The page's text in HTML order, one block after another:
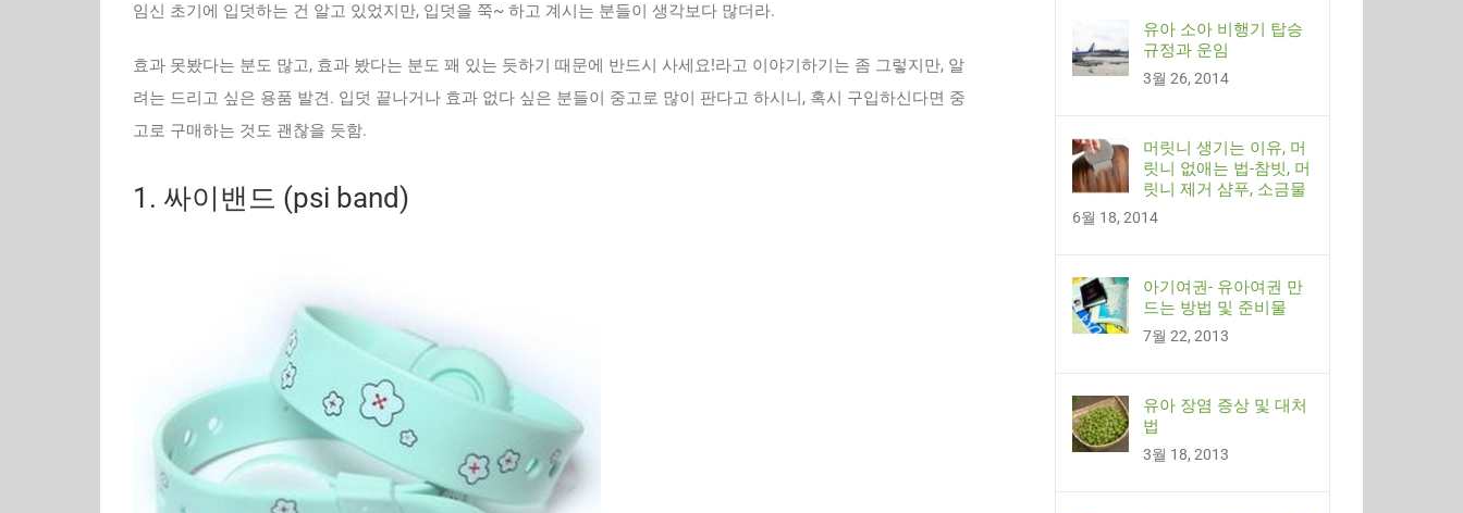
임신 초기에 입덧하는 건 알고 있었지만, 입덧을 쭉~ 하고 계시는 분들이 생각보다 많더라.
효과 못봤다는 분도 많고, 효과 봤다는 분도 꽤 있는 듯하기 때문에 반드시 사세요!라고 이야기하기는 좀 그렇지만, 알
려는 드리고 싶은 용품 발견. 입덧 끝나거나 효과 없다 싶은 분들이 중고로 많이 판다고 하시니, 혹시 구입하신다면 중
고로 구매하는 것도 괜찮을 듯함.
1. 싸이밴드 (psi band)
유아 소아 비행기 탑승
규정과 운임
3월 26, 2014
머릿니 생기는 이유, 머
릿니 없애는 법-참빗, 머
릿니 제거 샴푸, 소금물
6월 18, 2014
아기여권- 유아여권 만
드는 방법 및 준비물
7월 22, 2013
유아 장염 증상 및 대처
법
3월 18, 2013